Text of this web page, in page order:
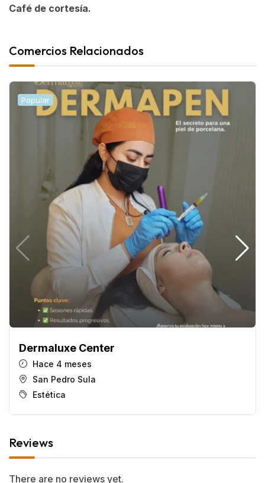
Café de cortesía.
Comercios Relacionados
Popular
Dermaluxe Center
Hace 4 meses
San Pedro Sula
Estética
Reviews
There are no reviews yet.